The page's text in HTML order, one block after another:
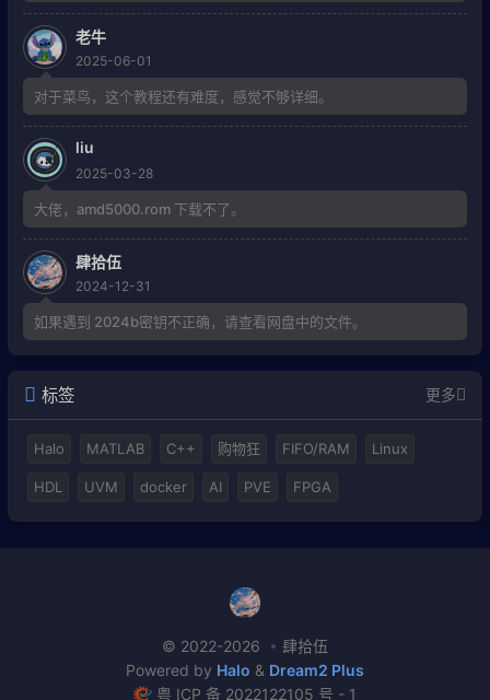
老牛
2025-06-01
对于菜鸟，这个教程还有难度，感觉不够详细。
liu
2025-03-28
大佬，amd5000.rom 下载不了。
肆拾伍
2024-12-31
如果遇到 2024b密钥不正确，请查看网盘中的文件。
标签 更多
Halo MATLAB C++ 购物狂 FIFO/RAM Linux
HDL UVM docker AI PVE FPGA
© 2022-2026
肆拾伍
Powered by Halo & Dream2 Plus
粤 ICP 备 2022122105 号 - 1